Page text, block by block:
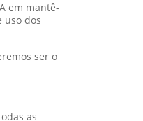
em mantê-
uso dos
ser o
as